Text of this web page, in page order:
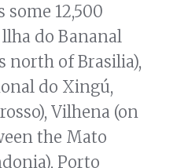
12,500
do Bananal
north of Brasilia),
do Xingú,
Vilhena (on
the Mato
Porto